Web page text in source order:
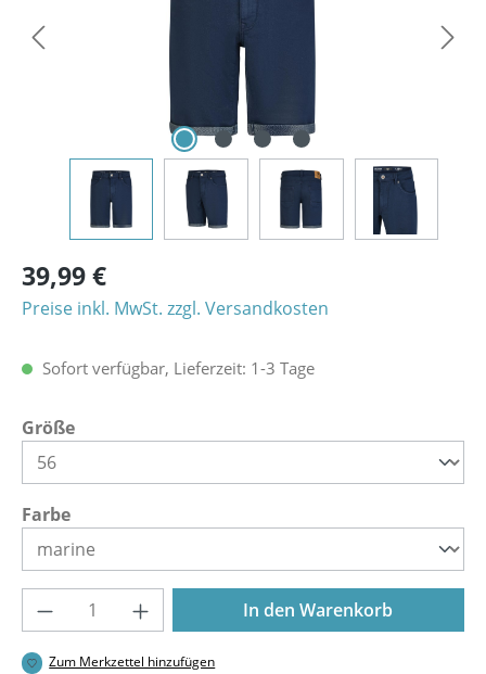
39,99 €
Preise inkl. MwSt. zzgl. Versandkosten
Sofort verfügbar, Lieferzeit: 1-3 Tage
Größeauswählen
Farbeauswählen
Produkt Anzahl: Gib den gewünschten
In den Warenkorb
Zum Merkzettel hinzufügen